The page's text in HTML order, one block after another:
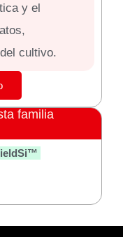
familia
y el
cultivo.